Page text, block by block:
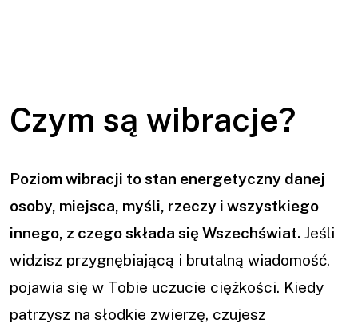
Czym są wibracje?
Poziom wibracji to stan energetyczny danej
osoby, miejsca, myśli, rzeczy i wszystkiego
innego, z czego składa się Wszechświat. Jeśli
widzisz przygnębiającą i brutalną wiadomość,
pojawia się w Tobie uczucie ciężkości. Kiedy
patrzysz na słodkie zwierzę, czujesz